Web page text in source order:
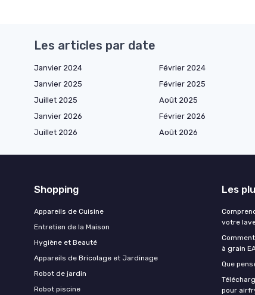
Les articles par date
Janvier 2024 Février 2024
Janvier 2025
Février 2025
Juillet 2025
Août 2025
Janvier 2026
Février 2026
Juillet 2026
Août 2026
Shopping
Appareils de Cuisine
Entretien de la Maison
Hygiène et Beauté
Appareils de Bricolage et Jardinage
Robot de jardin
Robot piscine
Les
votre
à grain
Que
pour